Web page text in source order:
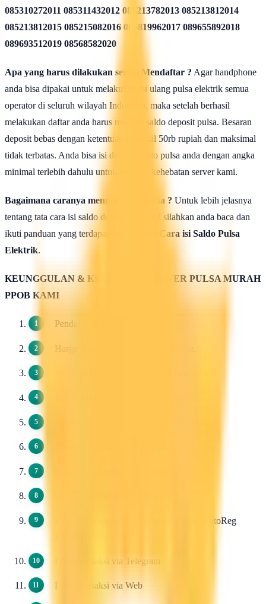
085310272011 085311432012 085213782013 085213812014
085213812015 085215082016 085819962017 089655892018
089693512019 08568582020
Apa yang harus dilakukan seusai Mendaftar ? Agar handphone
anda bisa dipakai untuk melakukan isi ulang pulsa elektrik semua
operator di seluruh wilayah Indonesia, maka setelah berhasil
melakukan daftar anda harus mengisi saldo deposit pulsa. Besaran
deposit bebas dengan ketentuan minimal 50rb rupiah dan maksimal
tidak terbatas. Anda bisa isi deposit saldo pulsa anda dengan angka
minimal terlebih dahulu untuk uji coba kehebatan server kami.
Bagaimana caranya mengisi saldo pulsa ? Untuk lebih jelasnya
tentang tata cara isi saldo deposit pulsa ini silahkan anda baca dan
ikuti panduan yang terdapat di halaman :
Cara isi Saldo Pulsa
Elektrik.
KEUNGGULAN & KELEBIHAN SERVER PULSA MURAH
PPOB KAMI
Pendaftaran 100 Gratis.
Harga Dasar Pulsa Termurah / Grosir.
Fitur Pendaftaran Downline Otomatis / AutoReg
Bisa Transaksi via Telegram
Bisa Transaksi via Web